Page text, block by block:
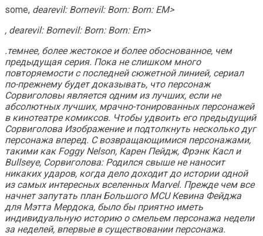
some, dearevil: Bornevil: Born: Born: EM>
, dearevil: Bornevil: Born: Born: Em>
.темнее, более жестокое и более обоснованное, чем
предыдущая серия. Пока не слишком много
повторяемости с последней сюжетной линией, сериал
по-прежнему будет доказывать, что персонаж
Сорвиголовы является одним из лучших, если не
абсолютных лучших, мрачно-тонированных персонажей
в кинотеатре комиксов. Чтобы удвоить его предыдущий
Сорвиголова Изображение и подтолкнуть несколько дуг
персонажа вперед. С возвращающимися персонажами,
такими как Foggy Nelson, Карен Пейдж, Фрэнк Касл и
Bullseye, Сорвиголова: Родился свышене наносит
никаких ударов, когда дело доходит до истории одной
из самых интересных вселенных Marvel. Прежде чем все
начнет запутать план Большого MCU Кевина Фейджа
для Мэтта Мердока, было бы приятно иметь
индивидуальную историю о смельем персонажа недели
за неделей, впервые в существовании персонажа.